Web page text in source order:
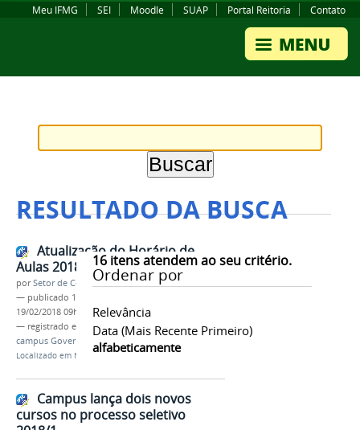
Meu IFMG SEI Moodle SUAP Portal Reitoria Contato
RESULTADO DA BUSCA
16itens atendem ao seu critério.
Ordenar por
Relevância
Data (mais Recente Primeiro)
alfabeticamente
Atualização do Horário de
Aulas 2018/1
porSetor de Comunicação
— publicado 18/02/2018
19/02/2018 09h33
— registrado em:
horário de aula ,2018/1 , ifmg
campus Governador Valadares
Localizado em Notícias
Campus lança dois novos
cursos no processo seletivo